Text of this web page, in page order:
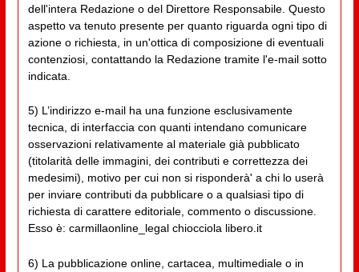
dell'intera Redazione o del Direttore Responsabile. Questo
aspetto va tenuto presente per quanto riguarda ogni tipo di
azione o richiesta, in un'ottica di composizione di eventuali
contenziosi, contattando la Redazione tramite l'e-mail sotto
indicata.
5) L’indirizzo e-mail ha una funzione esclusivamente
tecnica, di interfaccia con quanti intendano comunicare
osservazioni relativamente al materiale già pubblicato
(titolarità delle immagini, dei contributi e correttezza dei
medesimi), motivo per cui non si risponderà' a chi lo userà
per inviare contributi da pubblicare o a qualsiasi tipo di
richiesta di carattere editoriale, commento o discussione.
Esso è: carmillaonline_legal chiocciola libero.it
6) La pubblicazione online, cartacea, multimediale o in